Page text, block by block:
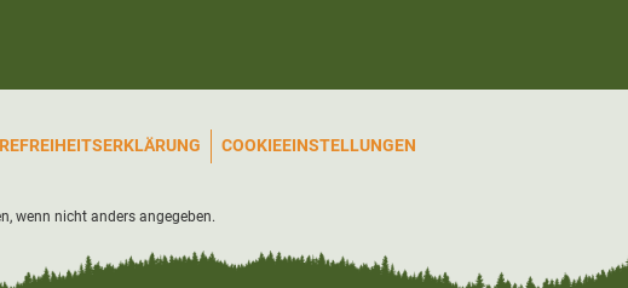
COOKIEEINSTELLUNGEN
wenn nicht anders angegeben.